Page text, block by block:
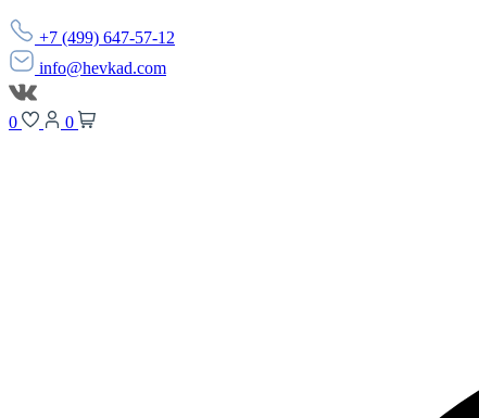
+7 (499) 647-57-12
info@hevkad.com
0 0